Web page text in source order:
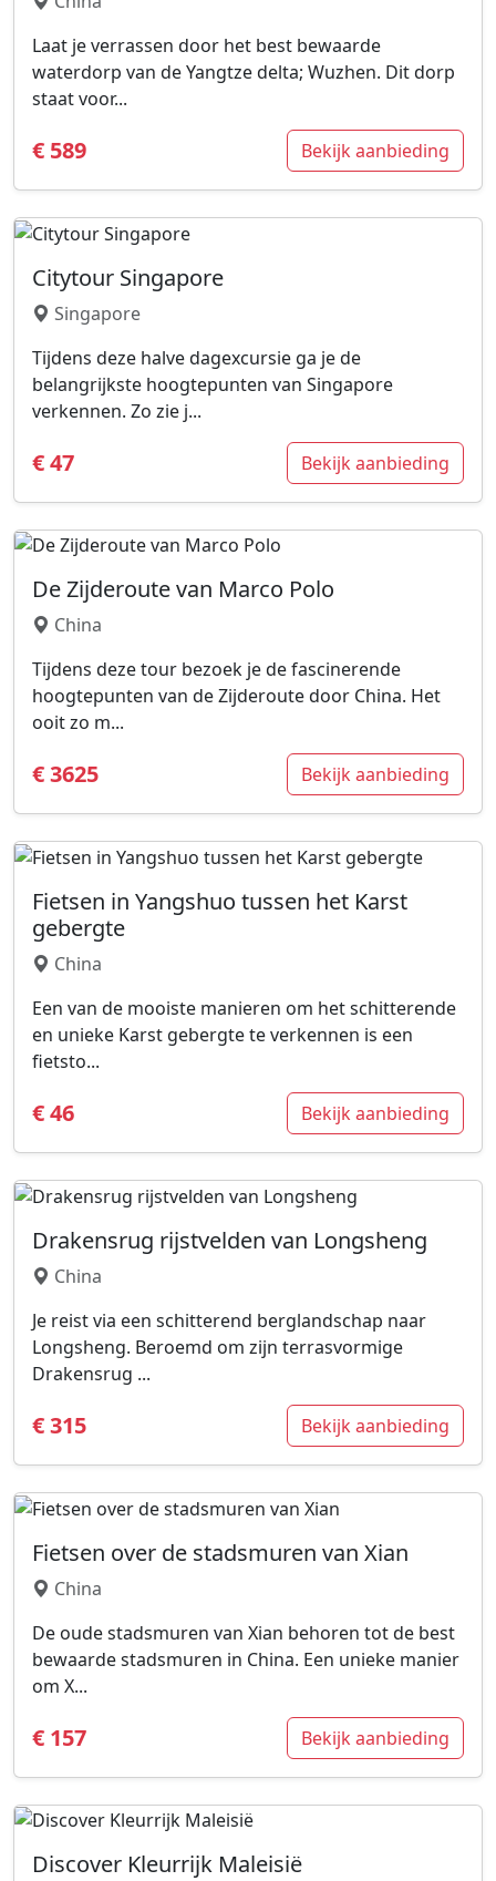
Laat je verrassen door het best bewaarde
waterdorp van de Yangtze delta; Wuzhen. Dit dorp
staat voor...
€ 589 Bekijk aanbieding
Citytour Singapore
Singapore
Tijdens deze halve dagexcursie ga je de
belangrijkste hoogtepunten van Singapore
verkennen. Zo zie j...
€ 47 Bekijk aanbieding
De Zijderoute van Marco Polo
China
Tijdens deze tour bezoek je de fascinerende
hoogtepunten van de Zijderoute door China. Het
ooit zo m...
€ 3625 Bekijk aanbieding
Fietsen in Yangshuo tussen het Karst
gebergte
China
Een van de mooiste manieren om het schitterende
en unieke Karst gebergte te verkennen is een
fietsto...
€ 46 Bekijk aanbieding
Drakensrug rijstvelden van Longsheng
China
Je reist via een schitterend berglandschap naar
Longsheng. Beroemd om zijn terrasvormige
Drakensrug ...
€ 315 Bekijk aanbieding
Fietsen over de stadsmuren van Xian
China
De oude stadsmuren van Xian behoren tot de best
bewaarde stadsmuren in China. Een unieke manier
om X...
€ 157 Bekijk aanbieding
Discover Kleurrijk Maleisië